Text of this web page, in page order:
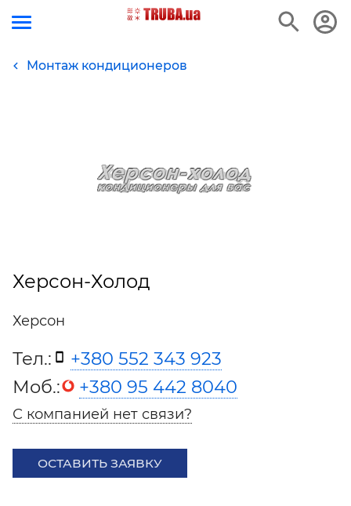
Монтаж кондиционеров
Херсон-Холод
Херсон
Тел.:
+380 552 343 923
Моб.:
+380 95 442 8040
С компанией нет связи?
ОСТАВИТЬ ЗАЯВКУ